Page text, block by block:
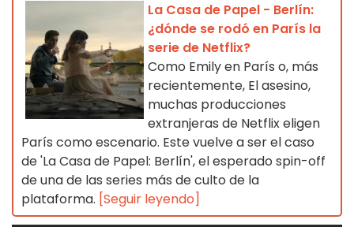
La Casa de Papel - Berlín:
¿dónde se rodó en París la
serie de Netflix?
Como Emily en París o, más
recientemente, El asesino,
muchas producciones
extranjeras de Netflix eligen
París como escenario. Este vuelve a ser el caso
de 'La Casa de Papel: Berlín', el esperado spin-off
de una de las series más de culto de la
plataforma. [Seguir leyendo]